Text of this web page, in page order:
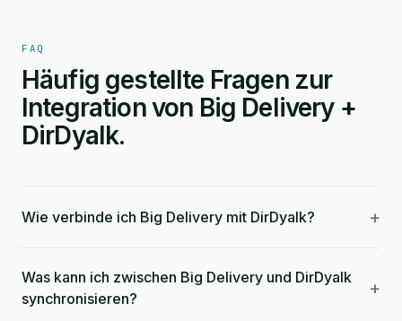
FAQ
Häufig gestellte Fragen zur
Integration von Big Delivery +
DirDyalk.
Wie verbinde ich Big Delivery mit DirDyalk? +
Was kann ich zwischen Big Delivery und DirDyalk
synchronisieren?
+